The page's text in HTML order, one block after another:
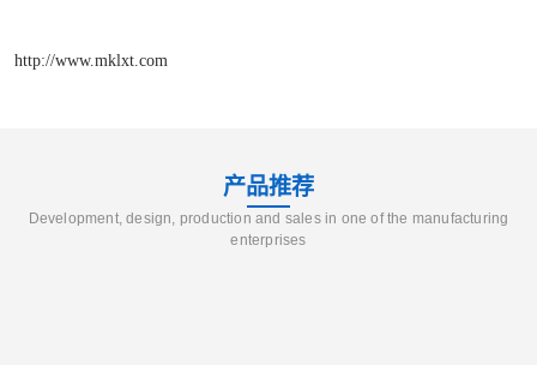
http://www.mklxt.com
产品推荐
Development, design, production and sales in one of the manufacturing
enterprises